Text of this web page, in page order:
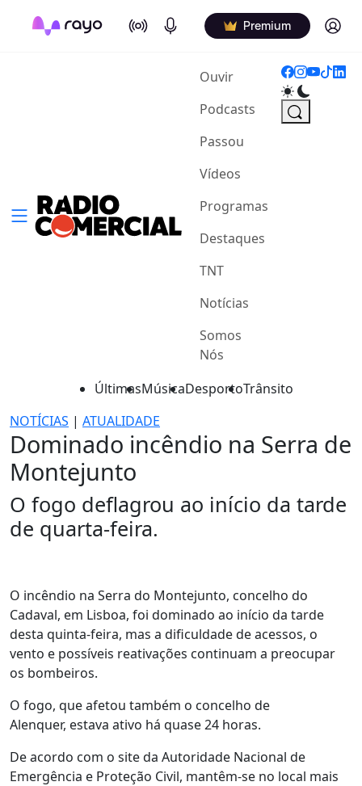
On Air Podcasts Premium Log in
Ouvir(current)
Podcasts
Passou
Vídeos
Programas
Destaques
TNT
Notícias
Somos
Nós
ÚltimasMúsicaDesportoTrânsito
NOTÍCIAS | ATUALIDADE
Dominado incêndio na Serra de
Montejunto
O fogo deflagrou ao início da tarde
de quarta-feira.
O incêndio na Serra do Montejunto, concelho do
Cadaval, em Lisboa, foi dominado ao início da tarde
desta quinta-feira, mas a dificuldade de acessos, o
vento e possíveis reativações continuam a preocupar
os bombeiros.
O fogo, que afetou também o concelho de
Alenquer, estava ativo há quase 24 horas.
De acordo com o site da Autoridade Nacional de
Emergência e Proteção Civil, mantêm-se no local mais